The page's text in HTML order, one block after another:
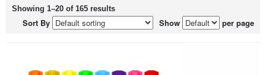
Showing 1–20 of 165 results
Sort By Show per page